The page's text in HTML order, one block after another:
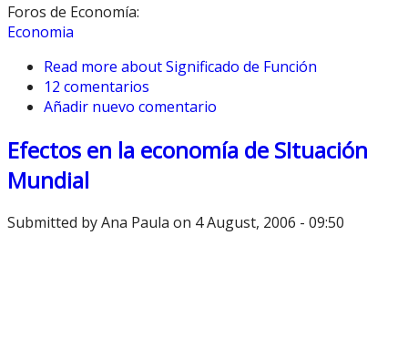
Foros de Economía:
Economia
Read more about Significado de Función
12 comentarios
Añadir nuevo comentario
Efectos en la economía de SItuación
Mundial
Submitted byAna Paula on 4 August, 2006 - 09:50